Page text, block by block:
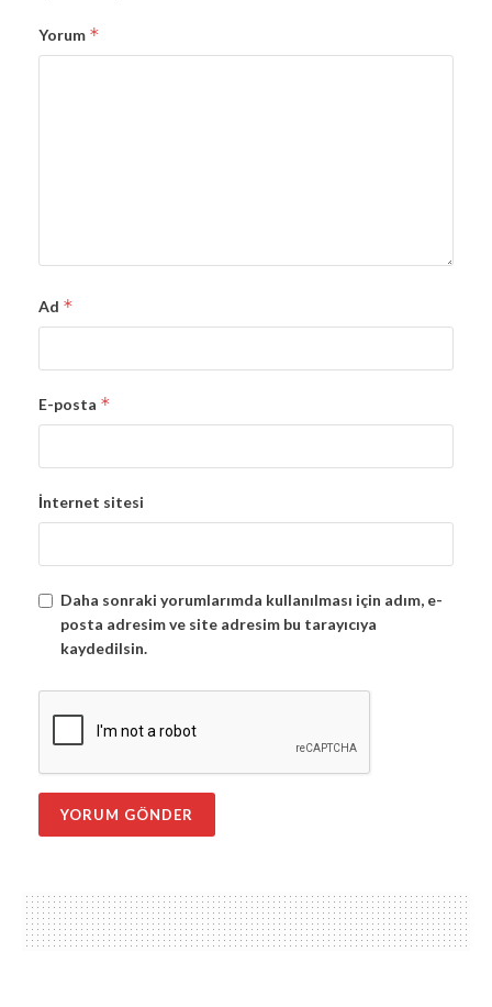
Yorum *
Ad *
E-posta *
İnternet sitesi
Daha sonraki yorumlarımda kullanılması için adım, e-
posta adresim ve site adresim bu tarayıcıya
kaydedilsin.